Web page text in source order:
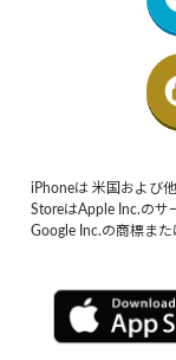
iPhoneは 米国および
StoreはApple Inc.のサ
Google Inc.の商標また